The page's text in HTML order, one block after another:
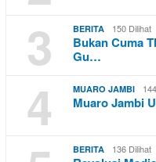
3 BERITA 150 Dilihat
Bukan Cuma
Gu…
4 MUARO JAMBI
Muaro Jambi
BERITA 136 Dilihat